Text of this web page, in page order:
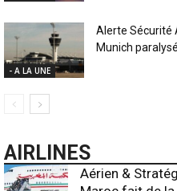
- A LA UNE
Alerte Sécurité
Munich
AIRLINES
Aérien &